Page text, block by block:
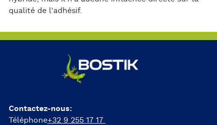
qualité de l'adhésif.
Contactez-nous:
Téléphone+32 9 255 17 17